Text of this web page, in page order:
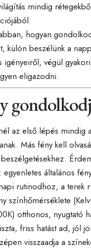
mindig
hogyan
külön beszélünk a
végül
eligazodni.
az első lépés
Más fény kell
általános
rutinodhoz, a terek
színhőmérséklete
otthonos, nyugtató
friss hatást ad, jól
visszaadja a